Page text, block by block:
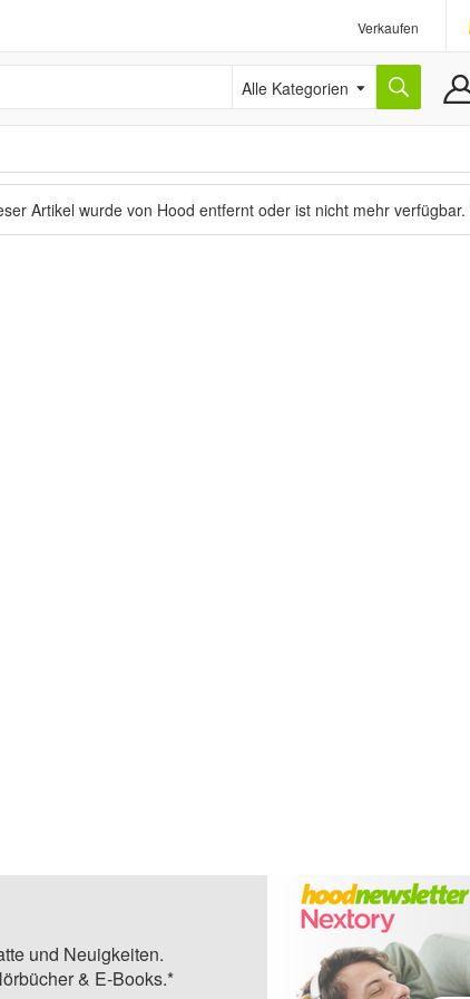
Verkaufen
Alle Kategorien
Artikel wurde von Hood entfernt oder ist nicht mehr verfügbar.
und Neuigkeiten.
& E-Books.*